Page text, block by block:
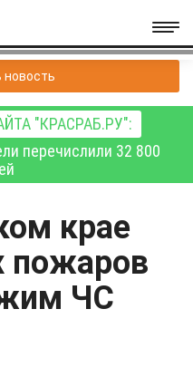
новость
"КРАСРАБ.РУ":
перечислили 32 800
крае
пожаров
ЧС